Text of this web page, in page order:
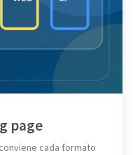
page
cada formato